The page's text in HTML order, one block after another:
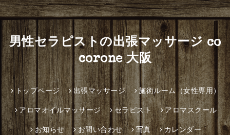
男性セラピストの出張マッサージ co
corone 大阪
トップページ 出張マッサージ 施術ルーム（女性専用）
アロマオイルマッサージ セラピスト アロマスクール
お知らせ お問い合わせ 写真 カレンダー